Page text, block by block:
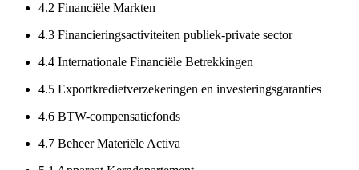
4.2 Financiële Markten
4.3 Financieringsactiviteiten publiek-private sector
4.4 Internationale Financiële Betrekkingen
4.5 Exportkredietverzekeringen en investeringsgaranties
4.6 BTW-compensatiefonds
4.7 Beheer Materiële Activa